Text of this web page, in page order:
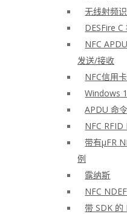
无线射频
DESFire
NFC
发送/接收
NFC信用
Windows
APDU 命
NFC RFID
带有μFR
例
露纳斯
NFC
带 SDK 的